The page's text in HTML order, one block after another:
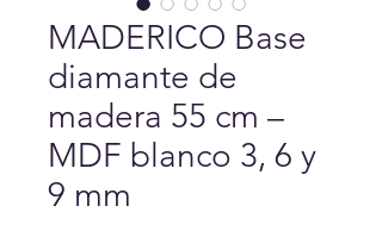
MADERICO Base
diamante de
madera 55 cm –
MDF blanco 3, 6 y
9 mm